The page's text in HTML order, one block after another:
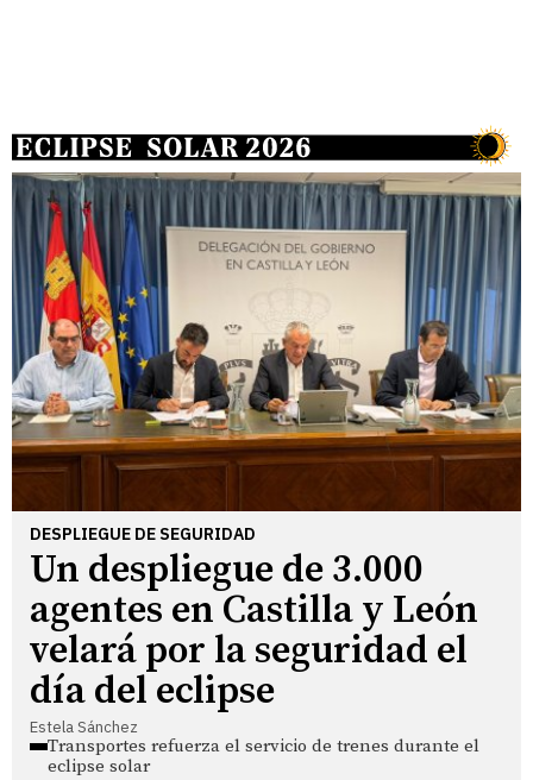
DESPLIEGUE DE SEGURIDAD
Un despliegue de 3.000
agentes en Castilla y León
velará por la seguridad el
día del eclipse
Estela Sánchez
Transportes refuerza el servicio de trenes durante el
eclipse solar